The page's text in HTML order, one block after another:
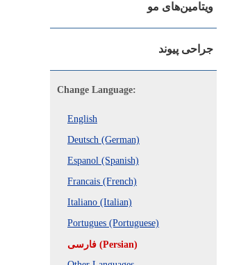
ویتامین‌های مو
جراحی پیوند
Change Language:
English
Deutsch (German)
Espanol (Spanish)
Francais (French)
Italiano (Italian)
Portugues (Portuguese)
فارسی (Persian)